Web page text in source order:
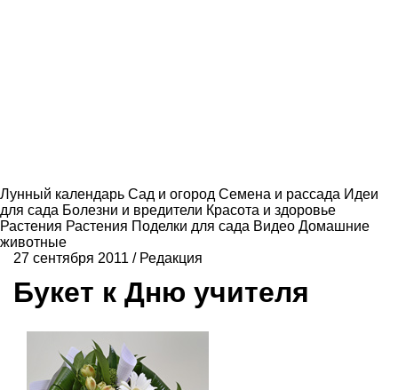
Лунный календарь Сад и огород Семена и рассада Идеи
для сада Болезни и вредители Красота и здоровье
Растения Растения Поделки для сада Видео Домашние
животные
27 сентября 2011 / Редакция
Букет к Дню учителя